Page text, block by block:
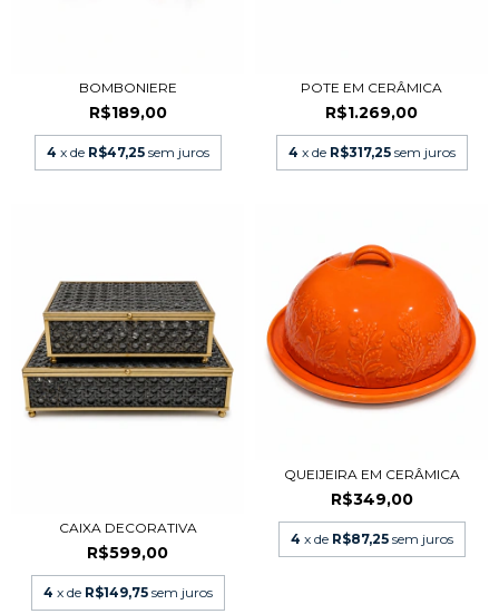
BOMBONIERE
R$189,00
4 x de R$47,25 sem juros
POTE EM CERÂMICA
R$1.269,00
4 x de R$317,25 sem juros
CAIXA DECORATIVA
R$599,00
4 x de R$149,75 sem juros
QUEIJEIRA EM CERÂMICA
R$349,00
4 x de R$87,25 sem juros